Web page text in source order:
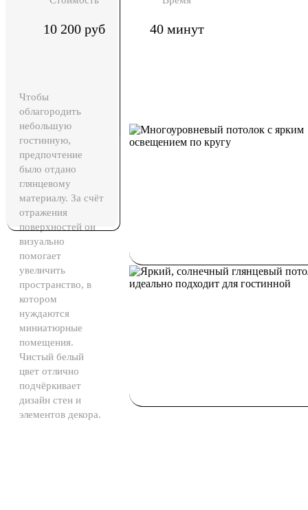
10 200 руб 40 минут
Чтобы
облагородить
небольшую
гостинную,
предпочтение
было отдано
глянцевому
материалу. За счёт
отражения
поверхностей он
визуально
помогает
увеличить
пространство, в
котором
нуждаются
миниатюрные
помещения.
Чистый белый
цвет отлично
подчёркивает
дизайн стен и
элементов декора.